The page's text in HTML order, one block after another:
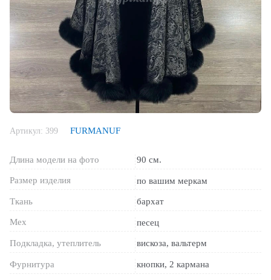
Артикул: 399 FURMANUF
Длина модели на фото 90 см.
Размер изделия по вашим меркам
Ткань бархат
Мех песец
Подкладка, утеплитель вискоза, вальтерм
Фурнитура кнопки, 2 кармана